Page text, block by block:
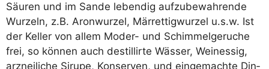
Säu­ren und im San­de leben­dig auf­zu­be­wah­ren­de
Wur­zeln, z.B. Aron­wur­zel, Mär­ret­tig­wur­zel u.s.w. Ist
der Kel­ler von allem Moder- und Schim­mel­ge­ru­che
frei, so kön­nen auch destil­lir­te Wäs­ser, Wein­essig,
arz­nei­li­che Siru­pe, Kon­ser­ven, und ein­ge­mach­te Din­